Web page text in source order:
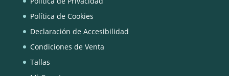
Política de Cookies
Declaración de Accesibilidad
Condiciones de Venta
Tallas